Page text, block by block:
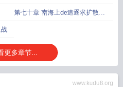
藏
第七十章 南海上de追逐求扩散求
更多章节...
www.kudu8.org